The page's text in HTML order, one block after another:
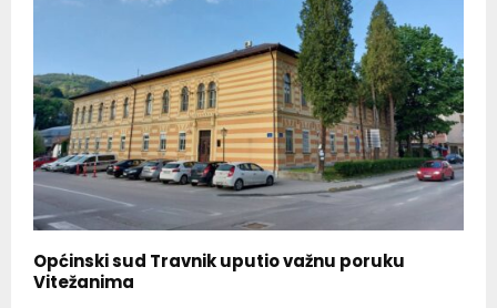
Općinski sud Travnik uputio važnu poruku
Vitežanima